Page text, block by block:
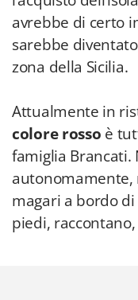
avrebbe di certo
sarebbe
zona della Sicilia.
Attualmente in
colore rosso è
famiglia Brancati.
autonomamente,
magari a bordo di
piedi,